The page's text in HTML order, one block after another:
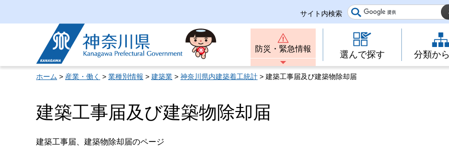
サイト内検索
神奈川県
防災・緊急情報
選んで探す 分類か
ホーム > 産業・働く > 業種別情報 > 建築業 > 神奈川県内建築着工統計 > 建築工事届及び建築物除却届
建築工事届及び建築物除却届
建築工事届、建築物除却届のページ